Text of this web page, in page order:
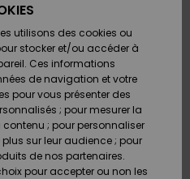
utilisons des cookies ou
stocker et/ou accéder à
Ces informations
de navigation et votre
pour vous présenter des
; pour mesurer la
; pour personnaliser
sur leur audience ; pour
de nos partenaires.
pour accepter ou non les